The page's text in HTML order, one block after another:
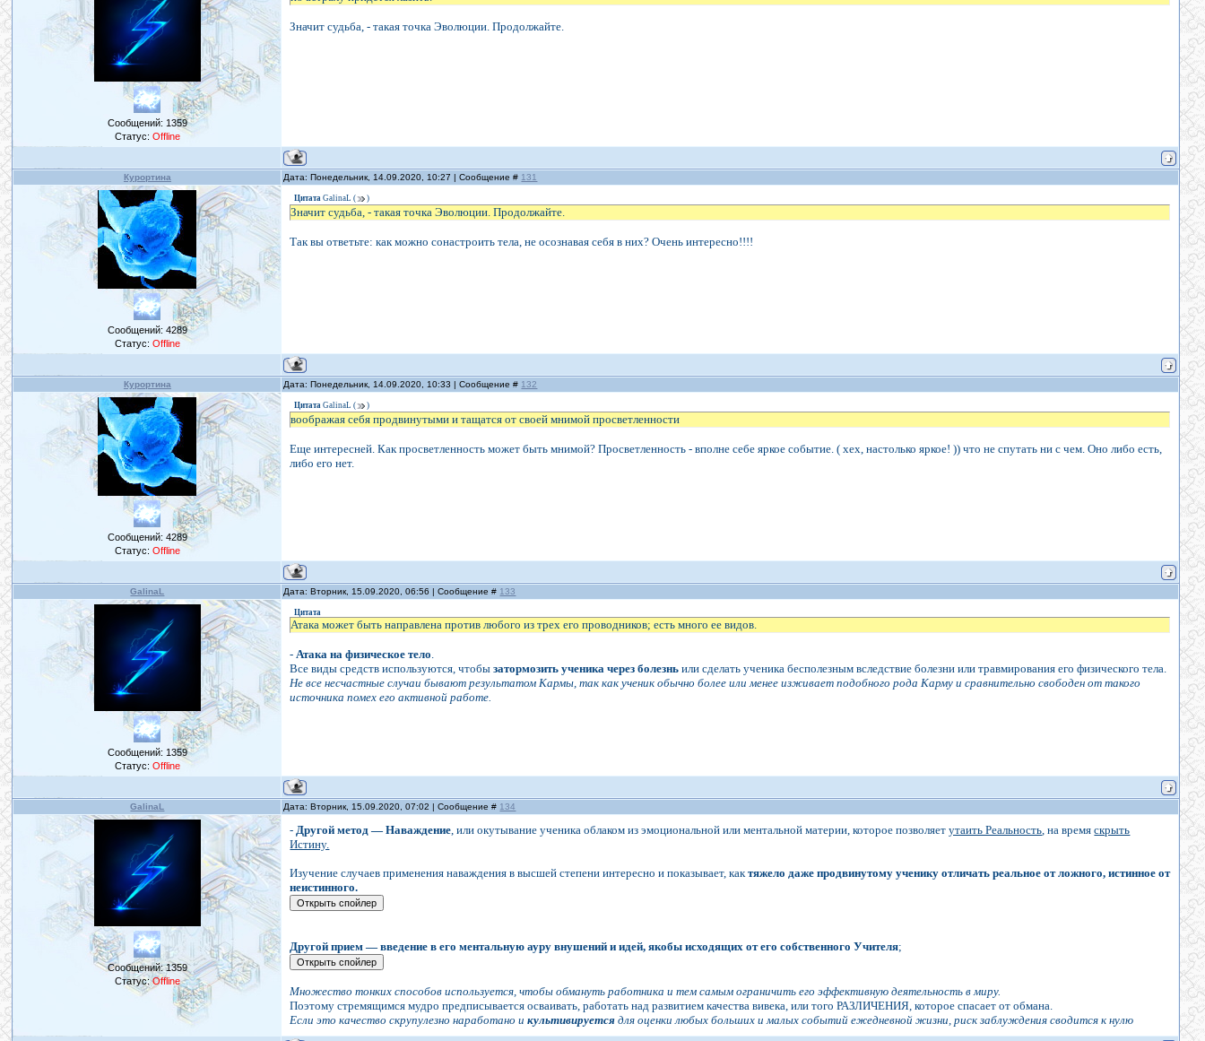
Сообщений: 1359
Статус: Offline
Значит судьба, - такая точка Эволюции. Продолжайте.
Курортина Дата: Понедельник, 14.09.2020, 10:27 | Сообщение # 131
Сообщений: 4289
Статус: Offline
Цитата GalinaL ( )
Значит судьба, - такая точка Эволюции. Продолжайте.
Так вы ответьте: как можно сонастроить тела, не осознавая себя в них? Очень интересно!!!!
Курортина Дата: Понедельник, 14.09.2020, 10:33 | Сообщение # 132
Сообщений: 4289
Статус: Offline
Цитата GalinaL ( )
воображая себя продвинутыми и тащатся от своей мнимой просветленности
Еще интересней. Как просветленность может быть мнимой? Просветленность - вполне себе яркое событие. ( хех, настолько яркое! )) что не спутать ни с чем. Оно либо есть,
либо его нет.
GalinaL Дата: Вторник, 15.09.2020, 06:56 | Сообщение # 133
Сообщений: 1359
Статус: Offline
Цитата
Атака может быть направлена против любого из трех его проводников; есть много ее видов.
-Атака на физическое тело.
Все виды средств используются, чтобызатормозить ученика через болезнь или сделать ученика бесполезным вследствие болезни или травмирования его физического тела.
Не все несчастные случаи бывают результатом Кармы, так как ученик обычно более или менее изживает подобного рода Карму и сравнительно свободен от такого
источника помех его активной работе.
GalinaL Дата: Вторник, 15.09.2020, 07:02 | Сообщение # 134
Сообщений:1359
Статус:Offline
-Другой метод — Наваждение, или окутывание ученика облаком из эмоциональной или ментальной материи, которое позволяетутаить Реальность, на времяскрыть
Истину.
Изучение случаев применения наваждения в высшей степени интересно и показывает, кактяжело даже продвинутому ученику отличать реальное от ложного, истинное от
неистинного.
Другой прием — введение в его ментальную ауру внушений и идей, якобы исходящих от его собственного Учителя;
Множество тонких способов используется, чтобы обмануть работника и тем самым ограничить его эффективную деятельность в миру.
Поэтому стремящимся мудро предписывается осваивать, работать над развитием качества вивека, или того РАЗЛИЧЕНИЯ, которое спасает от обмана.
Если это качество скрупулезно наработано икультивируетсядля оценки любых больших и малых событий ежедневной жизни, риск заблуждения сводится к нулю